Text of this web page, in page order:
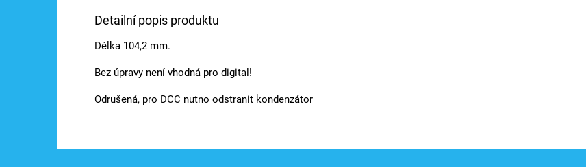
Detailní popis produktu
Délka 104,2 mm.
Bez úpravy není vhodná pro digital!
Odrušená, pro DCC nutno odstranit kondenzátor